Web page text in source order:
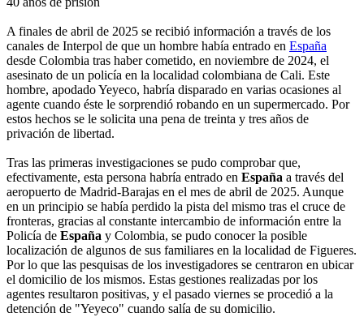
A finales de abril de 2025 se recibió información a través de los
canales de Interpol de que un hombre había entrado en España
desde Colombia tras haber cometido, en noviembre de 2024, el
asesinato de un policía en la localidad colombiana de Cali. Este
hombre, apodado Yeyeco, habría disparado en varias ocasiones al
agente cuando éste le sorprendió robando en un supermercado. Por
estos hechos se le solicita una pena de treinta y tres años de
privación de libertad.
Tras las primeras investigaciones se pudo comprobar que,
efectivamente, esta persona habría entrado en España a través del
aeropuerto de Madrid-Barajas en el mes de abril de 2025. Aunque
en un principio se había perdido la pista del mismo tras el cruce de
fronteras, gracias al constante intercambio de información entre la
Policía de España y Colombia, se pudo conocer la posible
localización de algunos de sus familiares en la localidad de Figueres.
Por lo que las pesquisas de los investigadores se centraron en ubicar
el domicilio de los mismos. Estas gestiones realizadas por los
agentes resultaron positivas, y el pasado viernes se procedió a la
detención de "Yeyeco" cuando salía de su domicilio.